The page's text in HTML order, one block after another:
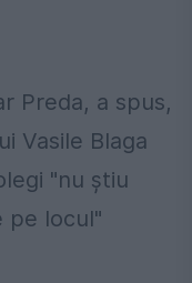
Preda, a spus,
Vasile Blaga
"nu ştiu
pe locul"